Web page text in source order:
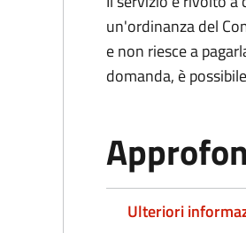
un'ordinanza del
e non riesce a
domanda, è
Ulteriori